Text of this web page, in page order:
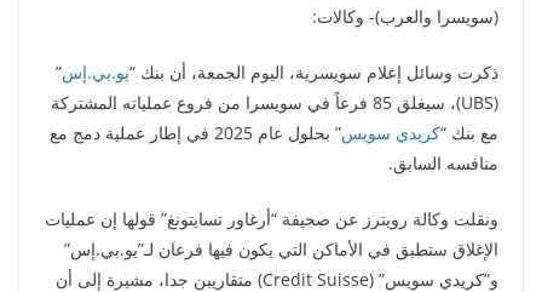
(سويسرا والعرب)- وكالات:
ذكرت وسائل إعلام سويسرية، اليوم الجمعة، أن بنك “يو.بي.إس”
(UBS)، سيغلق 85 فرعاً في سويسرا من فروع عملياته المشتركة
مع بنك “كريدي سويس
” بحلول عام 2025 في إطار عملية دمج مع
منافسه السابق.
ونقلت وكالة رويترز عن صحيفة “أرغاور تسايتونغ” قولها إن عمليات
الإغلاق ستطبق في الأماكن التي يكون فيها فرعان لـ”يو.بي.إس”
و”كريدي سويس” (Credit Suisse) متقاريبن جدا، مشيرة إلى أن